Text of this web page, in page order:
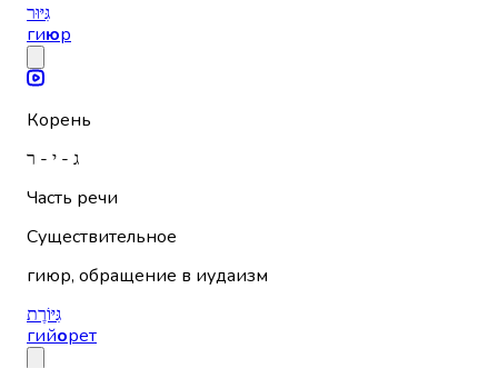
גִּיּוּר
гиюр
Корень
ג - י - ר
Часть речи
Существительное
гиюр, обращение в иудаизм
גִּיּוֹרֶת
гийорет